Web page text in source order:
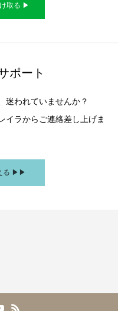
取る ▶︎
ポート
迷われていませんか？
イラからご連絡差し上げま
る ▶︎▶︎